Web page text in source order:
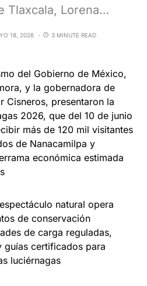
Tlaxcala, Lorena…
18, 2026 3 MINUTE READ
del Gobierno de México,
y la gobernadora de
Cisneros, presentaron la
2026, que del 10 de junio
más de 120 mil visitantes
de Nanacamilpa y
económica estimada
natural opera
de conservación
de carga reguladas,
guías certificados para
luciérnagas